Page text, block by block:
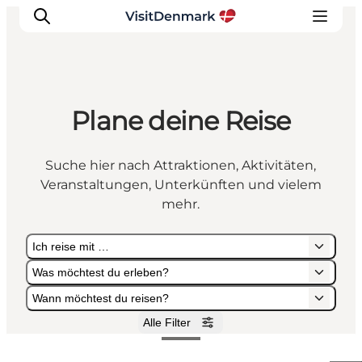
Inspiration
Regionen
Erlebnisse
Plane deine Reise
Suche hier nach Attraktionen, Aktivitäten,
Veranstaltungen, Unterkünften und vielem
mehr.
Ich reise mit …
Was möchtest du erleben?
Wann möchtest du reisen?
Alle Filter